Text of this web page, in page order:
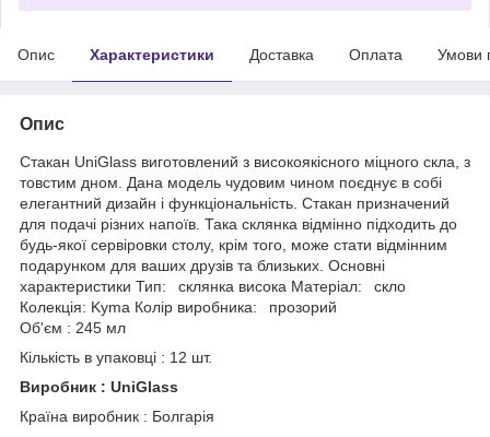
Опис Характеристики Доставка Оплата Умови
Опис
Стакан UniGlass виготовлений з високоякісного міцного скла, з
товстим дном. Дана модель чудовим чином поєднує в собі
елегантний дизайн і функціональність. Стакан призначений
для подачі різних напоїв. Така склянка відмінно підходить до
будь-якої сервіровки столу, крім того, може стати відмінним
подарунком для ваших друзів та близьких. Основні
характеристики Тип: склянка висока Матеріал: скло
Колекція: Kyma Колір виробника: прозорий
Об'єм : 245 мл
Кількість в упаковці : 12 шт.
Виробник : UniGlass
Країна виробник : Болгарія